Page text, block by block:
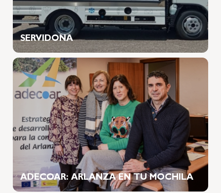
SERVIDONA
ADECOAR: ARLANZA EN TU MOCHILA